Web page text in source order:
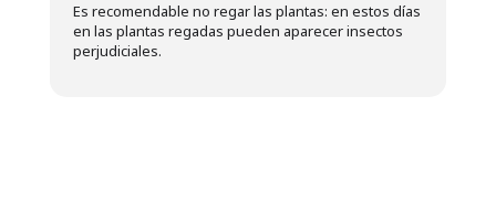
Es recomendable no regar las plantas: en estos días
en las plantas regadas pueden aparecer insectos
perjudiciales.